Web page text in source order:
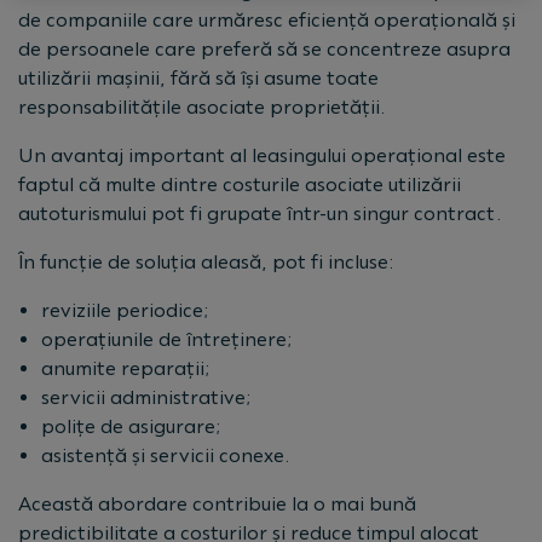
de companiile care urmăresc eficiență operațională și
de persoanele care preferă să se concentreze asupra
utilizării mașinii, fără să își asume toate
responsabilitățile asociate proprietății.
Un avantaj important al leasingului operațional este
faptul că multe dintre costurile asociate utilizării
autoturismului pot fi grupate într-un singur contract.
În funcție de soluția aleasă, pot fi incluse:
reviziile periodice;
operațiunile de întreținere;
anumite reparații;
servicii administrative;
polițe de asigurare;
asistență și servicii conexe.
Această abordare contribuie la o mai bună
predictibilitate a costurilor și reduce timpul alocat